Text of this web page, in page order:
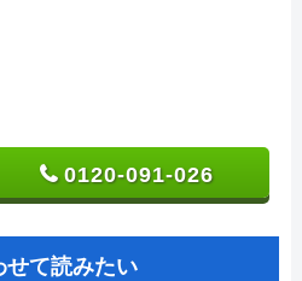
0120-091-026
せて読みたい